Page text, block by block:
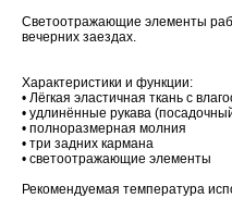
Светоотражающие элементы
вечерних заездах.
Характеристики и функции:
• Лёгкая эластичная ткань с
• удлинённые рукава
• полноразмерная молния
• три задних кармана
• светоотражающие элементы
Рекомендуемая температура